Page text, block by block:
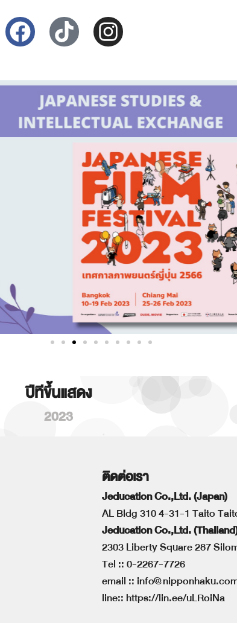
ปีทีขึ้นแสดง
2023
ติดต่อเรา
Jeducation Co.,Ltd. (Japan)
AL Bldg 310 4-31-1 Taito
Jeducation Co.,Ltd.
2303 Liberty Square 287
Tel ::0-2267-7726
email ::
line::https://lin.ee/uLRoiNa